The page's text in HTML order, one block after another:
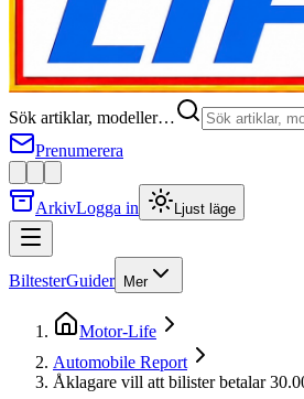
Sök artiklar, modeller…
Prenumerera
ArkivLogga in Ljust läge
BiltesterGuider Mer
Motor-Life
Automobile Report
Åklagare vill att bilister betalar